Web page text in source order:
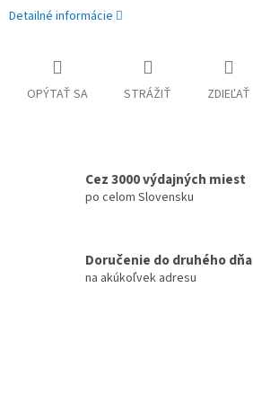
Detailné informácie
OPÝTAŤ SA STRÁŽIŤ ZDIEĽAŤ
Cez 3000 výdajných miest
po celom Slovensku
Doručenie do druhého dňa
na akúkoľvek adresu